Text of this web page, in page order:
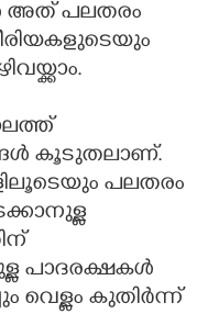
അത് പലതരം
കൂടുതലാണ്.
പലതരം
പാദരക്ഷകൾ
വെള്ളം കുതിർന്ന്